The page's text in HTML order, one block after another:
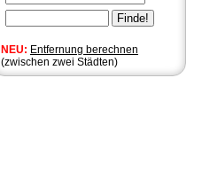
NEU: Entfernung berechnen
(zwischen zwei Städten)